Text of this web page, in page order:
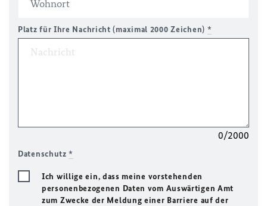
Platz für Ihre Nachricht (maximal 2000 Zeichen) *
0/2000
Datenschutz*
Ich willige ein, dass meine vorstehenden
personenbezogenen Daten vom Auswärtigen Amt
zum Zwecke der Meldung einer Barriere auf der